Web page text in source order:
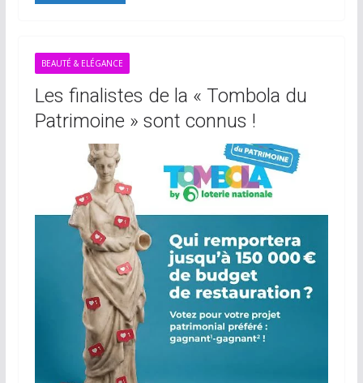
BEAUTÉ & ELÉGANCE
Les finalistes de la « Tombola du
Patrimoine » sont connus !